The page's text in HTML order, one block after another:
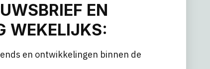
EN
WEKELIJKS:
en ontwikkelingen binnen de